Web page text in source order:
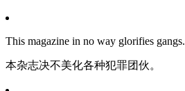
This magazine in no way glorifies gangs.
本杂志决不美化各种犯罪团伙。